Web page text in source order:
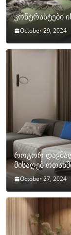
კონტრასტები
October 29, 2024
როგორ
მისაღებ
October 27, 2024